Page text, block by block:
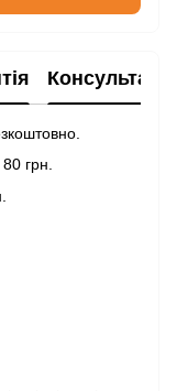
Консультація
грн.